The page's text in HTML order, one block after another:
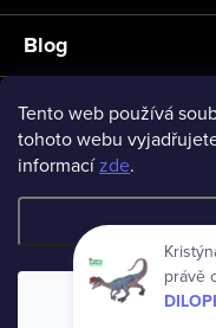
Tento web používá
tohoto webu
informacízde.
Blog
Přihlášení
Copyright 2026
právě